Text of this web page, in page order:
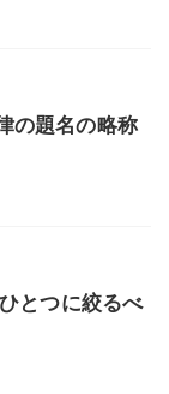
の題名の略称
とつに絞るべ